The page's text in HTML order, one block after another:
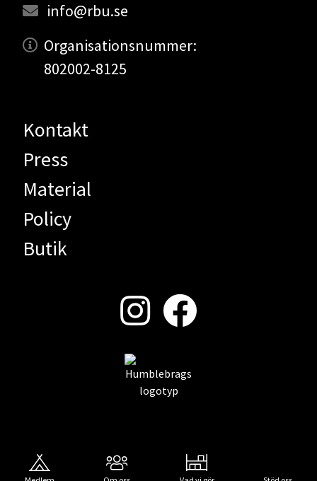
info@rbu.se
Organisationsnummer:
802002-8125
Kontakt
Press
Material
Policy
Butik